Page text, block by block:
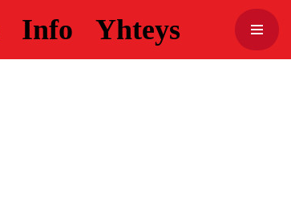
Info Yhteys